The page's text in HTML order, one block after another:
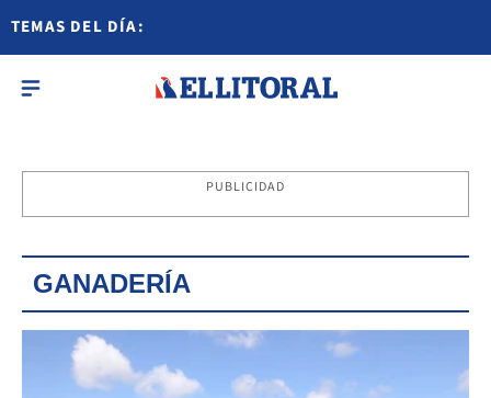
TEMAS DEL DÍA:
PUBLICIDAD
GANADERÍA